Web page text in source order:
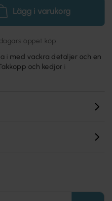
Lägg i varukorg
öppet köp
i med vackra detaljer och en
och kedjor i